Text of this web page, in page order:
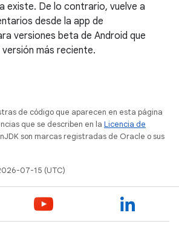
existe. De lo contrario, vuelve a
desde la app de
versiones beta de Android que
más reciente.
de código que aparecen en esta página
que se describen en la Licencia de
son marcas registradas de Oracle o sus
07-15 (UTC)